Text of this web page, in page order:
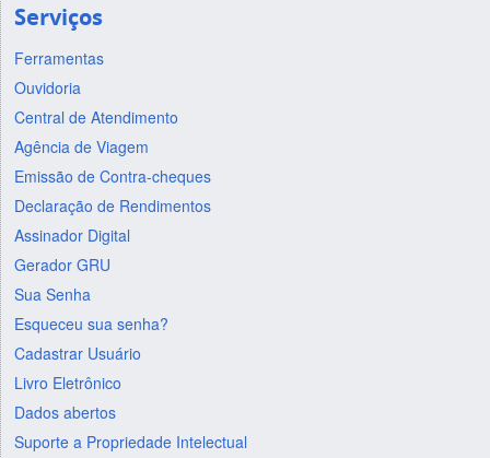
Serviços
Ferramentas
Ouvidoria
Central de Atendimento
Agência de Viagem
Emissão de Contra-cheques
Declaração de Rendimentos
Assinador Digital
Gerador GRU
Sua Senha
Esqueceu sua senha?
Cadastrar Usuário
Livro Eletrônico
Dados abertos
Suporte a Propriedade Intelectual